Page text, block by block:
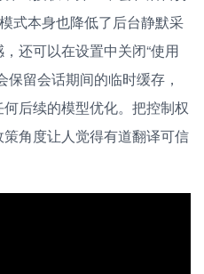
式本身也降低了后台静默采
还可以在设置中关闭“使用
留会话期间的临时缓存，
后续的模型优化。把控制权
角度让人觉得有道翻译可信